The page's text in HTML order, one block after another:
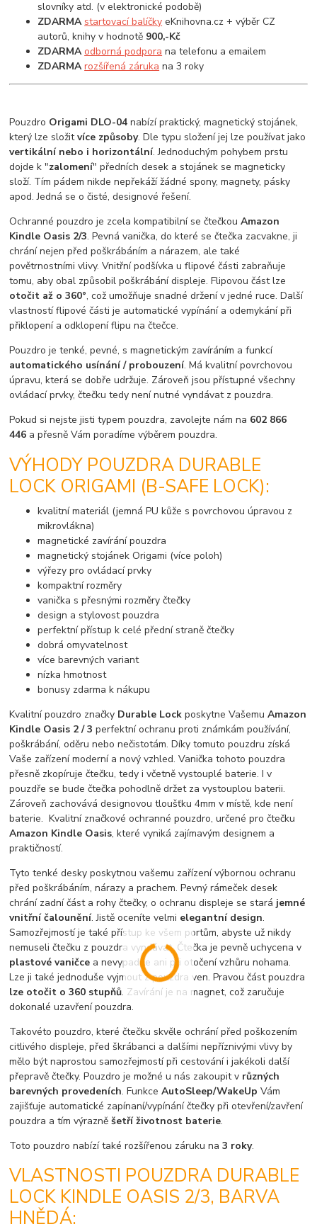
slovníky atd. (v elektronické podobě)
ZDARMA startovací balíčky eKnihovna.cz + výběr CZ
autorů, knihy v hodnotě 900,-Kč
ZDARMA odborná podpora na telefonu a emailem
ZDARMA rozšířená záruka na 3 roky
Pouzdro Origami DLO-04nabízí praktický, magnetický stojánek,
který lze složitvíce způsoby. Dle typu složení jej lze používat jako
vertikální nebo i horizontální. Jednoduchým pohybem prstu
dojde k "zalomení" předních desek a stojánek se magneticky
složí. Tím pádem nikde nepřekáží žádné spony, magnety, pásky
apod. Jedná se o čisté, designové řešení.
Ochranné pouzdro je zcela kompatibilní se čtečkouAmazon
Kindle Oasis 2/3. Pevná vanička, do které se čtečka zacvakne, ji
chrání nejen před poškrábáním a nárazem, ale také
povětrnostními vlivy. Vnitřní podšívka u flipové části zabraňuje
tomu, aby obal způsobil poškrábání displeje. Flipovou část lze
otočit až o 360°, což umožňuje snadné držení v jedné ruce. Další
vlastností flipové části je automatické vypínání a odemykání při
přiklopení a odklopení flipu na čtečce.
Pouzdro je tenké, pevné, s magnetickým zavíráním a funkcí
automatického usínání / probouzení. Má kvalitní povrchovou
úpravu, která se dobře udržuje. Zároveň jsou přístupné všechny
ovládací prvky, čtečku tedy není nutné vyndávat z pouzdra.
Pokud si nejste jisti typem pouzdra, zavolejte nám na 602 866
446 a přesně Vám poradíme výběrem pouzdra.
VÝHODY POUZDRA DURABLE
LOCK ORIGAMI (B-SAFE LOCK):
kvalitní materiál (jemná PU kůže s povrchovou úpravou z
mikrovlákna)
magnetické zavírání pouzdra
magnetický stojánek Origami (více poloh)
výřezy pro ovládací prvky
kompaktní rozměry
vanička s přesnými rozměry čtečky
design a stylovost pouzdra
perfektní přístup k celé přední straně čtečky
dobrá omyvatelnost
více barevných variant
nízka hmotnost
bonusy zdarma k nákupu
Kvalitní pouzdro značky Durable Lock poskytne VašemuAmazon
Kindle Oasis 2 / 3 perfektní ochranu proti známkám používání,
poškrábání, oděru nebo nečistotám. Díky tomuto pouzdru získá
Vaše zařízení moderní a nový vzhled. Vanička tohoto pouzdra
přesně zkopíruje čtečku, tedy i včetně vystouplé baterie. I v
pouzdře se bude čtečka pohodlně držet za vystouplou baterii.
Zároveň zachovává designovou tloušťku 4mm v místě, kde není
baterie. Kvalitní značkové ochranné pouzdro, určené pro čtečku
Amazon Kindle Oasis, které vyniká zajímavým designem a
praktičností.
Tyto tenké desky poskytnou vašemu zařízení výbornou ochranu
před poškrábáním, nárazy a prachem. Pevný rámeček desek
chrání zadní část a rohy čtečky, o ochranu displeje se stará jemné
vnitřní čalounění. Jistě oceníte velmi elegantní design.
Samozřejmostí je také přístup ke všem portům, abyste už nikdy
nemuseli čtečku z pouzdra vyndávat. Čtečka je pevně uchycena v
plastové vaničce a nevypadne ani při otočení vzhůru nohama.
Lze ji také jednoduše vyjmout z pouzdra ven. Pravou část pouzdra
lze otočit o 360 stupňů. Zavírání je na magnet, což zaručuje
dokonalé uzavření pouzdra.
Takovéto pouzdro, které čtečku skvěle ochrání před poškozením
citlivého displeje, před škrábanci a dalšími nepříznivými vlivy by
mělo být naprostou samozřejmostí při cestování i jakékoli další
přepravě čtečky. Pouzdro je možné u nás zakoupit v různých
barevných provedeních. FunkceAutoSleep/WakeUp Vám
zajišťuje automatické zapínaní/vypínání čtečky při otevření/zavření
pouzdra a tím výrazněšetří životnost baterie.
Toto pouzdro nabízí také rozšířenou záruku na3 roky.
VLASTNOSTI POUZDRA DURABLE
LOCK KINDLE OASIS 2/3, BARVA
HNĚDÁ: